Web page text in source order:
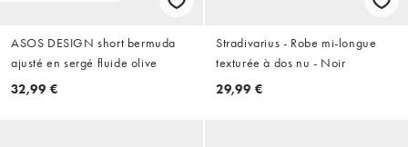
ASOS DESIGN short bermuda
ajusté en sergé fluide olive
32,99 €
Stradivarius - Robe mi-longue
texturée à dos nu - Noir
29,99 €